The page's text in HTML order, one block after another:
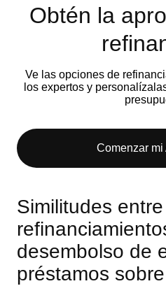
Obtén la
Ve las opciones de
los expertos y
Comenzar
Similitudes
desembolso de
préstamos